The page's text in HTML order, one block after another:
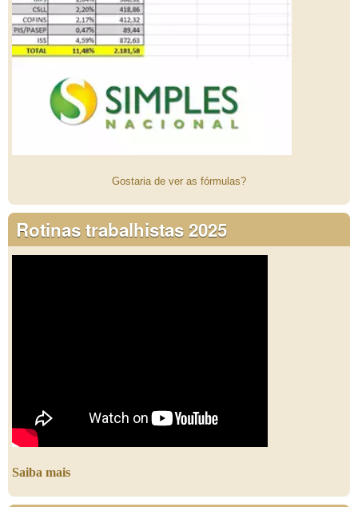
Gostaria de ver as fórmulas?
Rotinas trabalhistas 2025
Saiba mais